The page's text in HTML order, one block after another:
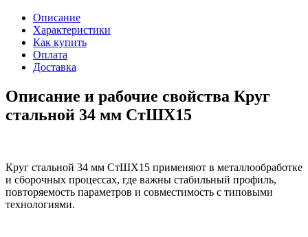
Описание
Характеристики
Как купить
Оплата
Доставка
Описание и рабочие свойства Круг
стальной 34 мм СтШХ15
Круг стальной 34 мм СтШХ15 применяют в металлообработке
и сборочных процессах, где важны стабильный профиль,
повторяемость параметров и совместимость с типовыми
технологиями.